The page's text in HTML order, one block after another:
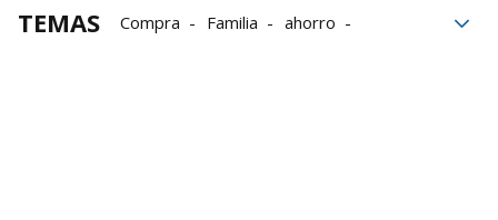
TEMAS Compra Familia
ahorro